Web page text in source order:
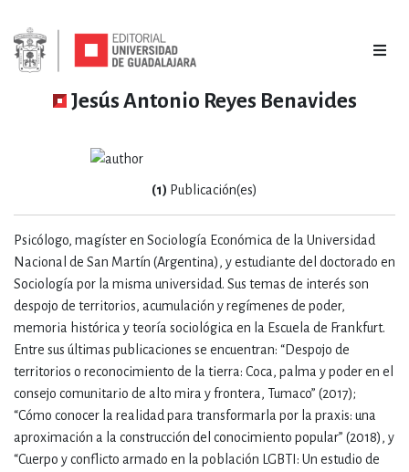
Jesús Antonio Reyes Benavides
Psicólogo, magíster en Sociología Económica de la Universidad
Nacional de San Martín (Argentina), y estudiante del doctorado en
Sociología por la misma universidad. Sus temas de interés son
despojo de territorios, acumulación y regímenes de poder,
memoria histórica y teoría sociológica en la Escuela de Frankfurt.
Entre sus últimas publicaciones se encuentran: “Despojo de
territorios o reconocimiento de la tierra: Coca, palma y poder en el
consejo comunitario de alto mira y frontera, Tumaco” (2017);
“Cómo conocer la realidad para transformarla por la praxis: una
aproximación a la construcción del conocimiento popular” (2018), y
“Cuerpo y conflicto armado en la población LGBTI: Un estudio de
(1) Publicación(es)